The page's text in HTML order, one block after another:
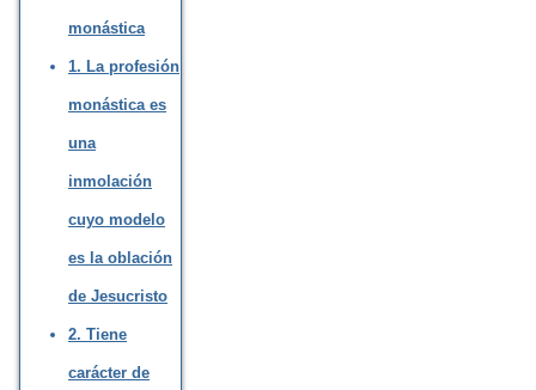
monástica
1. La profesión
monástica es
una
inmolación
cuyo modelo
es la oblación
de Jesucristo
2. Tiene
carácter de